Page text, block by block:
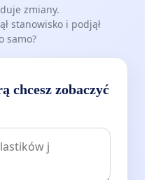
zmiany.
stanowisko i podjął
samo?
chcesz zobaczyć